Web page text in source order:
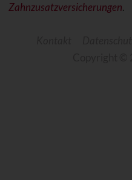
Zahnzusatzversicherungen.